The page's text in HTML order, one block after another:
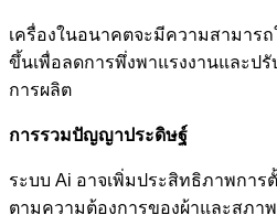
เครื่องในอนาคตจะมีความสามาร
ขึ้นเพื่อลดการพึ่งพาแรงงานและป
การผลิต
การรวมปัญญาประดิษฐ์
ระบบ Ai อาจเพิ่มประสิทธิภาพการ
ตามความต้องการของผ้าและสภา